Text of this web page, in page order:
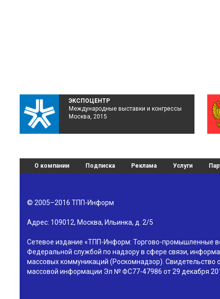
ЭКСПОЦЕНТР
Международные выставки и конгрессы
Москва, 2015
О компании Подписка Реклама Услуги
© 2005–2016 ТПП-Информ
Адрес: 109012, Москва, Ильинка, д. 2/5
Сетевое издание «ТПП-Информ: Торгово-промышленные
Федеральной службой по надзору в сфере связи,
массовых коммуникаций (Роскомнадзор). Свидетельство
массовой информации Эл № ФС77-47986 от 29 декабря